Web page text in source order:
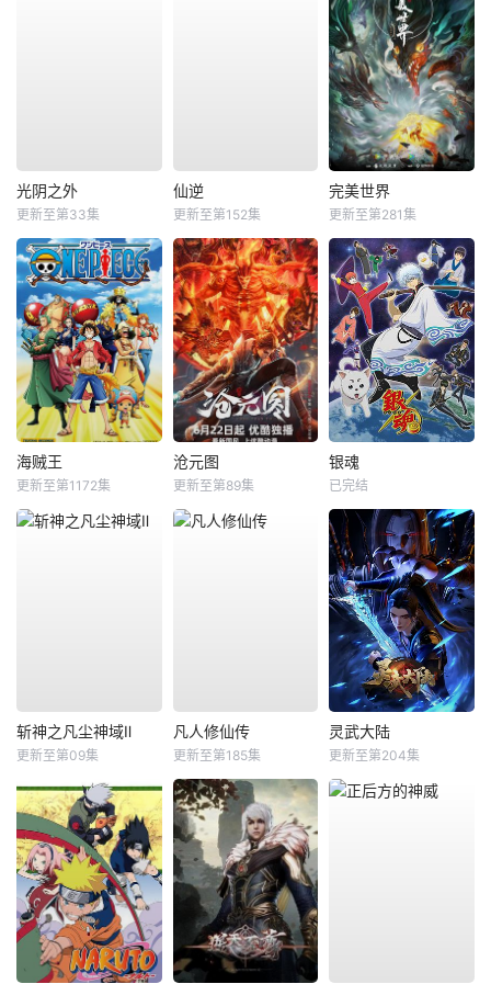
光阴之外
更新至第33集
仙逆
更新至第152集
完美世界
更新至第281集
海贼王
更新至第1172集
沧元图
更新至第89集
银魂
已完结
斩神之凡尘神域Ⅱ
更新至第09集
凡人修仙传
更新至第185集
灵武大陆
更新至第204集